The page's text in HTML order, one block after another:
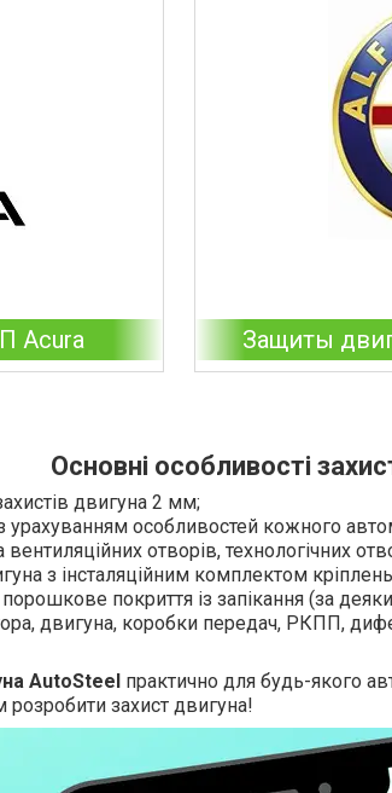
Acura Защиты
Основні особливості
двигуна 2 мм;
урахуванням особливостей кожного
вентиляційних отворів, технологічних
з інсталяційним комплектом
порошкове покриття із запікання (за
двигуна, коробки передач, РКПП,
AutoSteel практично для будь-якого
захист двигуна!